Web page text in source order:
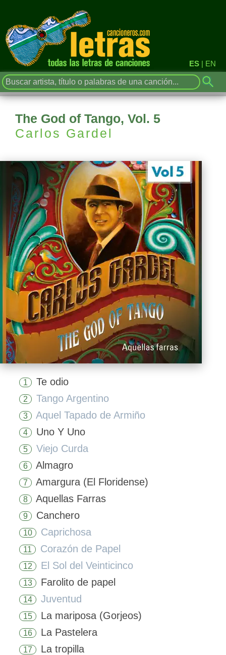
ES | EN
The God of Tango, Vol. 5
Carlos Gardel
1 Te odio
2 Tango Argentino
3 Aquel Tapado de Armiño
4 Uno Y Uno
5 Viejo Curda
6 Almagro
7 Amargura (El Floridense)
8 Aquellas Farras
9 Canchero
10 Caprichosa
11 Corazón de Papel
12 El Sol del Veinticinco
13 Farolito de papel
14 Juventud
15 La mariposa (Gorjeos)
16 La Pastelera
17 La tropilla